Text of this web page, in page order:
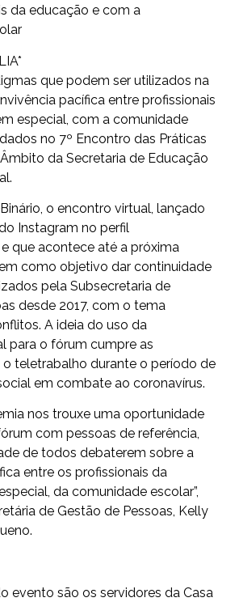
da educação e com a
que podem ser utilizados na
pacífica entre profissionais
especial, com a comunidade
no 7º Encontro das Práticas
da Secretaria de Educação
o encontro virtual, lançado
Instagram no perfil
que acontece até a próxima
como objetivo dar continuidade
pela Subsecretaria de
desde 2017, com o tema
A ideia do uso da
para o fórum cumpre as
teletrabalho durante o período de
em combate ao coronavírus.
nos trouxe uma oportunidade
com pessoas de referência,
de todos debaterem sobre a
entre os profissionais da
da comunidade escolar”,
de Gestão de Pessoas, Kelly
evento são os servidores da Casa